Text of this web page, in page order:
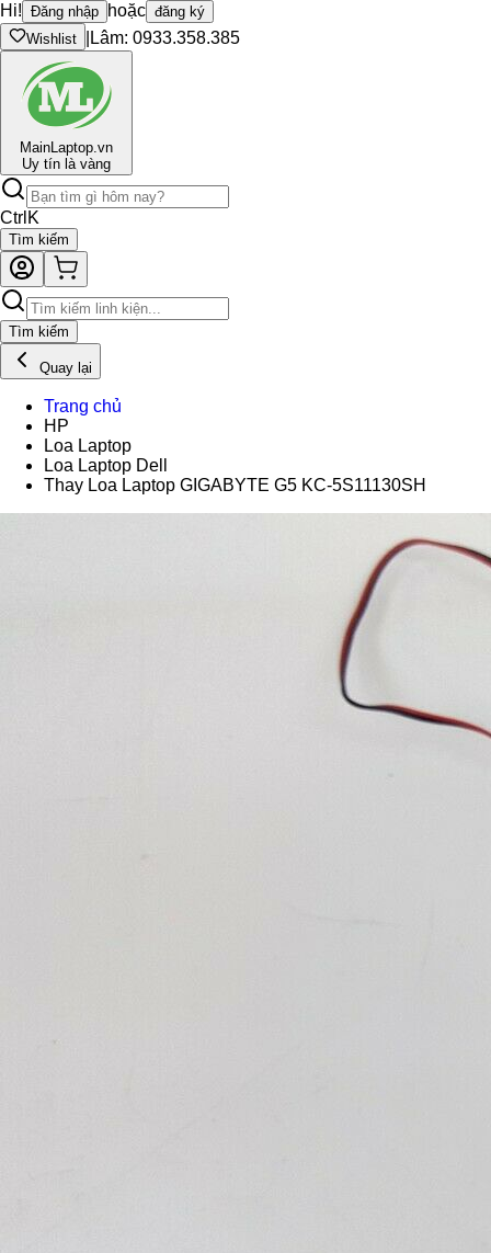
Hi! Đăng nhập hoặc đăng ký
Wishlist
Lâm: 0933.358.385
MainLaptop.vn
Uy tín là vàng
Ctrl K
Tìm kiếm
Tìm kiếm
Quay lại
Trang chủ
HP
Loa Laptop
Loa Laptop Dell
Thay Loa Laptop GIGABYTE G5 KC-5S11130SH